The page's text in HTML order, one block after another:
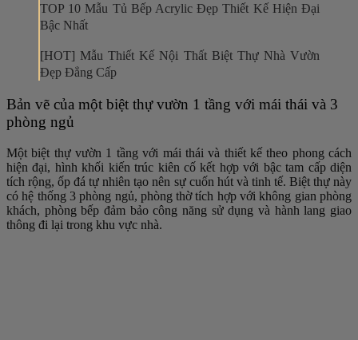
TOP 10 Mẫu Tủ Bếp Acrylic Đẹp Thiết Kế Hiện Đại
Bậc Nhất
[HOT] Mẫu Thiết Kế Nội Thất Biệt Thự Nhà Vườn
Đẹp Đẳng Cấp
Bản vẽ của một biệt thự vườn 1 tầng với mái thái và 3
phòng ngủ
Một biệt thự vườn 1 tầng với mái thái và thiết kế theo phong cách
hiện đại, hình khối kiến trúc kiên cố kết hợp với bậc tam cấp diện
tích rộng, ốp đá tự nhiên tạo nên sự cuốn hút và tinh tế. Biệt thự này
có hệ thống 3 phòng ngủ, phòng thờ tích hợp với không gian phòng
khách, phòng bếp đảm bảo công năng sử dụng và hành lang giao
thông đi lại trong khu vực nhà.